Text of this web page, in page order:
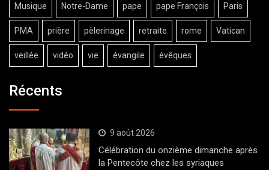
Musique Notre-Dame pape pape François Paris
PMA prière pèlerinage retraite rome Vatican
veillée vidéo vie évangile évêques
Récents
9 août 2026
Célébration du onzième dimanche après
la Pentecôte chez les syriaques